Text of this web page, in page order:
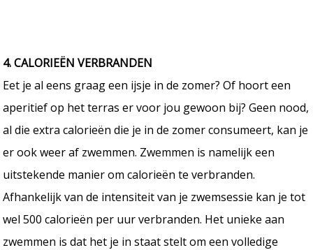
4. CALORIEËN VERBRANDEN
Eet je al eens graag een ijsje in de zomer? Of hoort een
aperitief op het terras er voor jou gewoon bij? Geen nood,
al die extra calorieën die je in de zomer consumeert, kan je
er ook weer af zwemmen. Zwemmen is namelijk een
uitstekende manier om calorieën te verbranden.
Afhankelijk van de intensiteit van je zwemsessie kan je tot
wel 500 calorieën per uur verbranden. Het unieke aan
zwemmen is dat het je in staat stelt om een volledige